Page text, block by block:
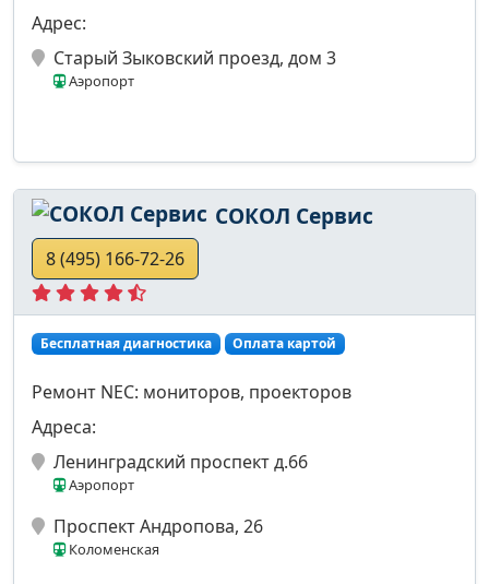
Адрес:
Старый Зыковский проезд, дом 3
Аэропорт
СОКОЛ Сервис
8 (495) 166-72-26
Бесплатная диагностика Оплата картой
Ремонт NEC: мониторов, проекторов
Адреса:
Ленинградский проспект д.66
Аэропорт
Проспект Андропова, 26
Коломенская